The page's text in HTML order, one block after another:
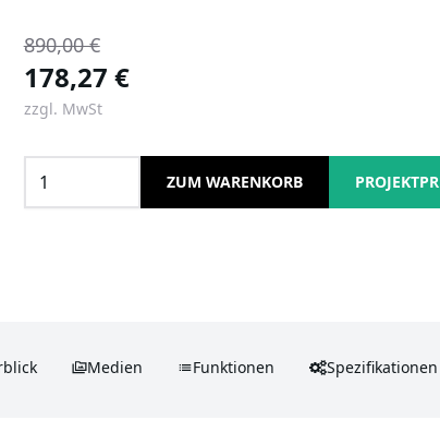
890,00 €
178,27 €
zzgl. MwSt
ZUM WARENKORB
Medien Funktionen Spezifikationen